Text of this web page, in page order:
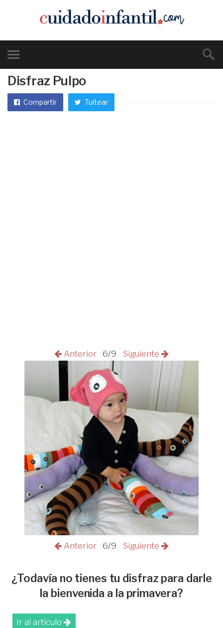
Disfraz Pulpo
Compartir Tuitear
Anterior 6/9 Siguiente
Anterior 6/9 Siguiente
¿Todavía no tienes tu disfraz para darle
la bienvenida a la primavera?
Ir al artículo